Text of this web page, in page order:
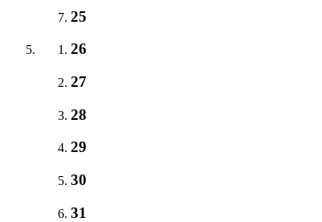
25
26
27
28
29
30
31